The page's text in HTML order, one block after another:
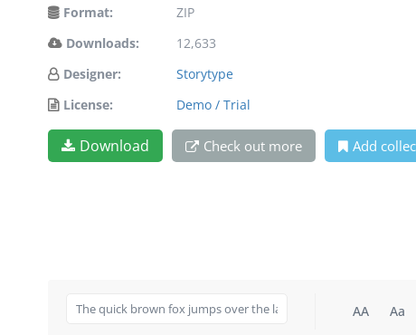
Format:
ZIP
Downloads:
12,633
Designer:
Storytype
License:
Demo / Trial
Download Check out more Add
AA Aa